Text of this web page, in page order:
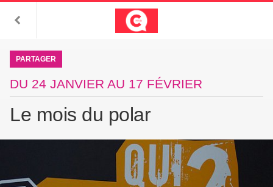
PARTAGER
DU 24 JANVIER AU 17 FÉVRIER
Le mois du polar